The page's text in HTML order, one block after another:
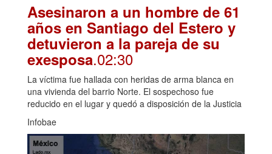
Asesinaron a un hombre de 61
años en Santiago del Estero y
detuvieron a la pareja de su
exesposa.02:30
La víctima fue hallada con heridas de arma blanca en
una vivienda del barrio Norte. El sospechoso fue
reducido en el lugar y quedó a disposición de la Justicia
Infobae